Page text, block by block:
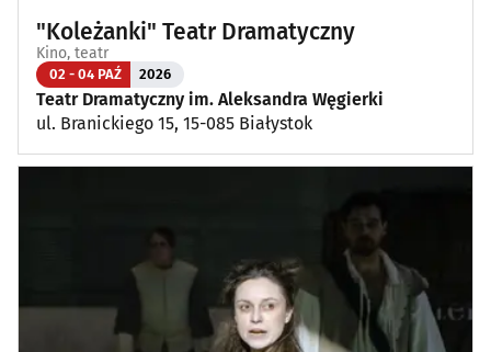
"Koleżanki" Teatr Dramatyczny
Kino, teatr
02 - 04 PAŹ 2026
Teatr Dramatyczny im. Aleksandra Węgierki
ul. Branickiego 15, 15-085 Białystok